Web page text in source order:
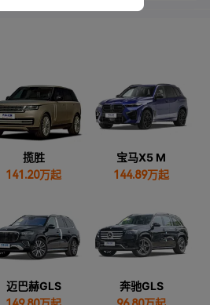
揽胜
141.20万起
宝马X5 M
144.89万起
迈巴赫GLS 奔驰GLS